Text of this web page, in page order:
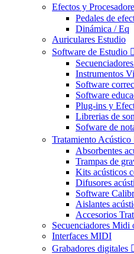
Efectos y
Pedales de
Dinámica / Eq
Auriculares Estudio
Software de Estudio 
Instrumentos
Software
Software
Plug-ins y
Librerias de
Sofware de
Tratamiento Acústico
Absorbentes
Trampas de
Kits acústicos
Difusores
Software
Aislantes
Accesorios
Secuenciadores Midi
Interfaces MIDI
Grabadores digitales